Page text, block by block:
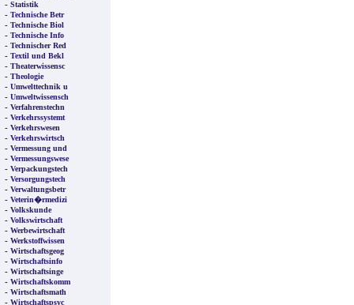
- Statistik
- Technische Betr
- Technische Biol
- Technische Info
- Technischer Red
- Textil und Bekl
- Theaterwissensc
- Theologie
- Umwelttechnik u
- Umweltwissensch
- Verfahrenstechn
- Verkehrssystemt
- Verkehrswesen
- Verkehrswirtsch
- Vermessung und
- Vermessungswese
- Verpackungstech
- Versorgungstech
- Verwaltungsbetr
- Veterin�rmedizi
- Volkskunde
- Volkswirtschaft
- Werbewirtschaft
- Werkstoffwissen
- Wirtschaftsgeog
- Wirtschaftsinfo
- Wirtschaftsinge
- Wirtschaftskomm
- Wirtschaftsmath
- Wirtschaftspsyc